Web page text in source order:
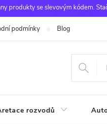
produkty se slevovým kódem.
podmínky Blog
rozvodů